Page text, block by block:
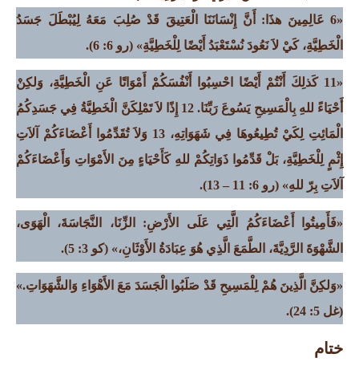
«6 عَالِمِينَ هذَا: أَنَّ إِنْسَانَنَا الْعَتِيقَ قَدْ صُلِبَ مَعَهُ لِيُبْطَلَ جَسَدُ
الْخَطِيَّةِ، كَيْ لاَ نَعُودَ نُسْتَعْبَدُ أَيْضًا لِلْخَطِيَّةِ» (رو 6: 6).
«11 كَذلِكَ أَنْتُمْ أَيْضًا احْسِبُوا أَنْفُسَكُمْ أَمْوَاتًا عَنِ الْخَطِيَّةِ، وَلكِنْ
أَحْيَاءً للهِ بِالْمَسِيحِ يَسُوعَ رَبِّنَا. 12 إِذًا لاَ تَمْلِكَنَّ الْخَطِيَّةُ فِي جَسَدِكُمُ
الْمَائِتِ لِكَيْ تُطِيعُوهَا فِي شَهَوَاتِهِ، 13 وَلاَ تُقَدِّمُوا أَعْضَاءَكُمْ آلاَتِ
إِثْمٍ لِلْخَطِيَّةِ، بَلْ قَدِّمُوا ذَوَاتِكُمْ للهِ كَأَحْيَاءٍ مِنَ الأَمْوَاتِ وَأَعْضَاءَكُمْ
آلاَتِ بِرّ للهِ» (رو 6: 11 – 13).
«فَأَمِيتُوا أَعْضَاءَكُمُ الَّتِي عَلَى الأَرْضِ: الزِّنَا، النَّجَاسَةَ، الْهَوَى،
الشَّهْوَةَ الرَّدِيَّةَ، الطَّمَعَ الَّذِي هُوَ عِبَادَةُ الأَوْثَانِ،» (كو 3: 5).
«وَلكِنَّ الَّذِينَ هُمْ لِلْمَسِيحِ قَدْ صَلَبُوا الْجَسَدَ مَعَ الأَهْوَاءِ وَالشَّهَوَاتِ.»
(غل 5: 24).
ختام